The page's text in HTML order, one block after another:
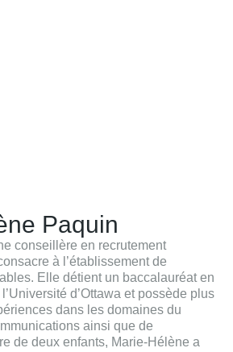
Paquin
conseillère en recrutement
à l’établissement de
Elle détient un baccalauréat en
d’Ottawa et possède plus
dans les domaines du
ainsi que de
de deux enfants, Marie-Hélène a